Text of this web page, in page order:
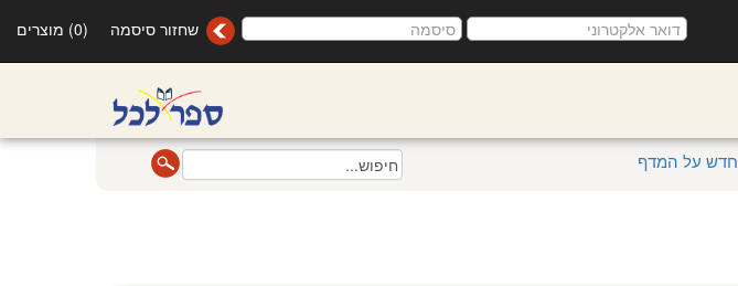
שחזור סיסמה (0) מוצרים
חדש על המדף